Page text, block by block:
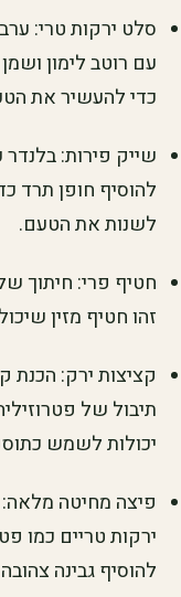
סלט ירקות טרי:
עם רוטב לימון
כדי להעשיר את
שייק פירות: בלנדר
להוסיף חופן תרד
לשנות את הטעם.
חטיף פרי: חיתוך
זהו חטיף מזין
קציצות ירק: הכנת
תיבול של
יכולות לשמש
פיצה מחיטה
ירקות טריים כמו
להוסיף גבינה